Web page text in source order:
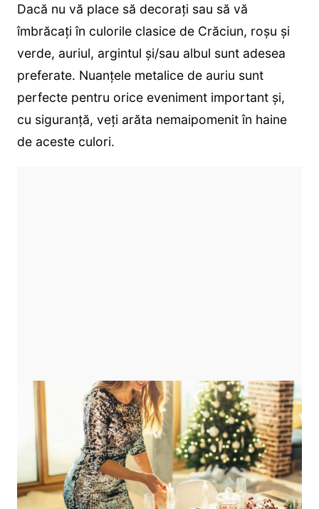
Dacă nu vă place să decorați sau să vă
îmbrăcați în culorile clasice de Crăciun, roșu și
verde, auriul, argintul și/sau albul sunt adesea
preferate. Nuanțele metalice de auriu sunt
perfecte pentru orice eveniment important și,
cu siguranță, veți arăta nemaipomenit în haine
de aceste culori.